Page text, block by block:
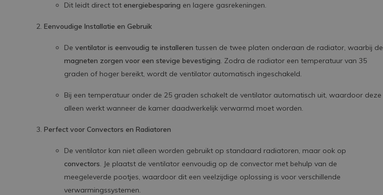
Dit leidt direct tot energiebesparing en lagere gasrekeningen.
Eenvoudige Installatie en Gebruik
De ventilator is eenvoudig te installeren tussen de twee platen onderaan de radiator, waarbij de
magneten zorgen voor een stevige bevestiging. Zodra de radiator een temperatuur van 35
graden of hoger bereikt, wordt de ventilator automatisch ingeschakeld.
Bij een temperatuur onder de 25 graden schakelt de ventilator automatisch uit, waardoor deze
alleen werkt wanneer de kamer daadwerkelijk verwarmd moet worden.
Perfect voor Convectors en Radiatoren
De ventilator kan niet alleen worden gebruikt op standaard radiatoren, maar ook op
convectors. Je plaatst de ventilator eenvoudig op de convector met behulp van de
meegeleverde pootjes, waardoor dit een veelzijdige oplossing is voor verschillende
verwarmingssystemen.